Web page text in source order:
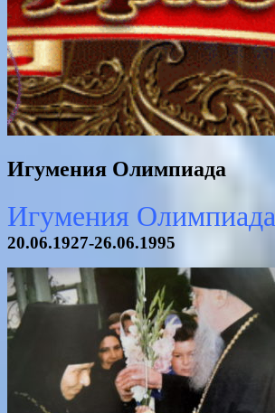
Игумения Олимпиада
Игумения Олимпиада
20.06.1927-26.06.1995